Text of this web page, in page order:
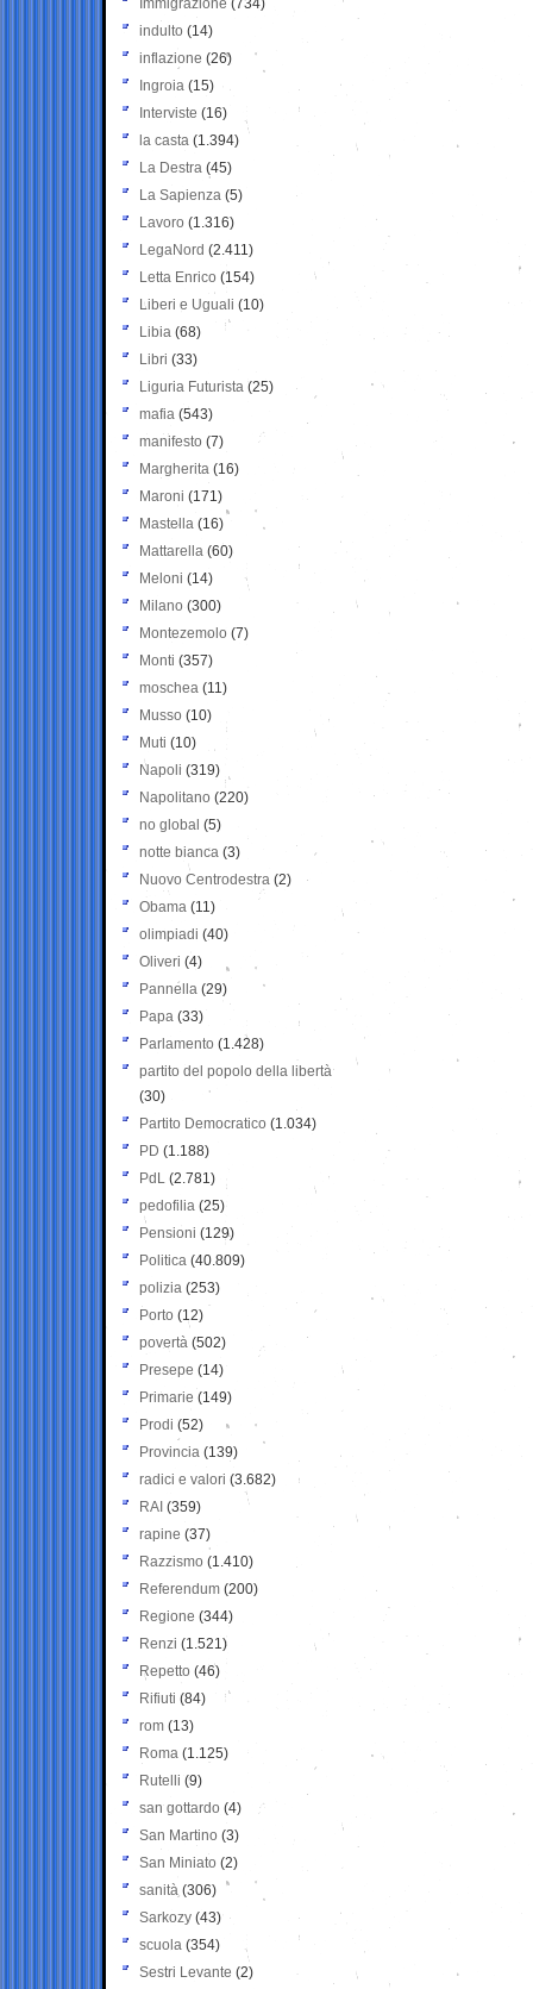
Immigrazione (734)
indulto (14)
inflazione (26)
Ingroia (15)
Interviste (16)
la casta (1.394)
La Destra (45)
La Sapienza (5)
Lavoro (1.316)
LegaNord (2.411)
Letta Enrico (154)
Liberi e Uguali (10)
Libia (68)
Libri (33)
Liguria Futurista (25)
mafia (543)
manifesto (7)
Margherita (16)
Maroni (171)
Mastella (16)
Mattarella (60)
Meloni (14)
Milano (300)
Montezemolo (7)
Monti (357)
moschea (11)
Musso (10)
Muti (10)
Napoli (319)
Napolitano (220)
no global (5)
notte bianca (3)
Nuovo Centrodestra (2)
Obama (11)
olimpiadi (40)
Oliveri (4)
Pannella (29)
Papa (33)
Parlamento (1.428)
partito del popolo della libertà
(30)
Partito Democratico (1.034)
PD (1.188)
PdL (2.781)
pedofilia (25)
Pensioni (129)
Politica (40.809)
polizia (253)
Porto (12)
povertà (502)
Presepe (14)
Primarie (149)
Prodi (52)
Provincia (139)
radici e valori (3.682)
RAI (359)
rapine (37)
Razzismo (1.410)
Referendum (200)
Regione (344)
Renzi (1.521)
Repetto (46)
Rifiuti (84)
rom (13)
Roma (1.125)
Rutelli (9)
san gottardo (4)
San Martino (3)
San Miniato (2)
sanità (306)
Sarkozy (43)
scuola (354)
Sestri Levante (2)